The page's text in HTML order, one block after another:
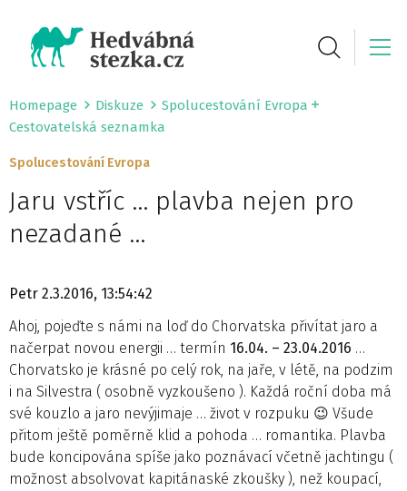
Homepage Diskuze
Spolucestování Evropa
Cestovatelská seznamka
Spolucestování Evropa
Jaru vstříc … plavba nejen pro
nezadané …
Petr 2.3.2016, 13:54:42
Ahoj, pojeďte s námi na loď do Chorvatska přivítat jaro a
načerpat novou energii … termín 16.04. – 23.04.2016 …
Chorvatsko je krásné po celý rok, na jaře, v létě, na podzim
i na Silvestra ( osobně vyzkoušeno ). Každá roční doba má
své kouzlo a jaro nevýjimaje … život v rozpuku 😉 Všude
přitom ještě poměrně klid a pohoda … romantika. Plavba
bude koncipována spíše jako poznávací včetně jachtingu (
možnost absolvovat kapitánaské zkoušky ), než koupací,